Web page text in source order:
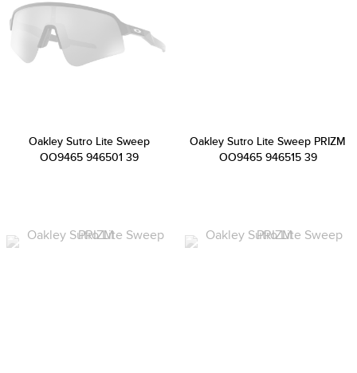
Oakley Sutro Lite Sweep
OO9465 946501 39
Oakley Sutro Lite Sweep PRIZM
OO9465 946515 39